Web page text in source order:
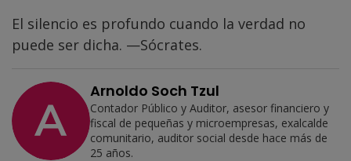
El silencio es profundo cuando la verdad no
puede ser dicha. —Sócrates.
Arnoldo Soch Tzul
Contador Público y Auditor, asesor financiero y
fiscal de pequeñas y microempresas, exalcalde
comunitario, auditor social desde hace más de
25 años.